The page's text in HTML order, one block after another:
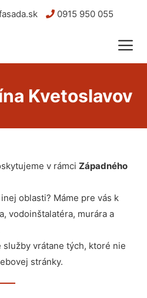
0915 950 055
Kvetoslavov
v rámci Západného
oblasti? Máme pre vás k
vodoinštalatéra, murára a
služby vrátane tých, ktoré nie
stránky.